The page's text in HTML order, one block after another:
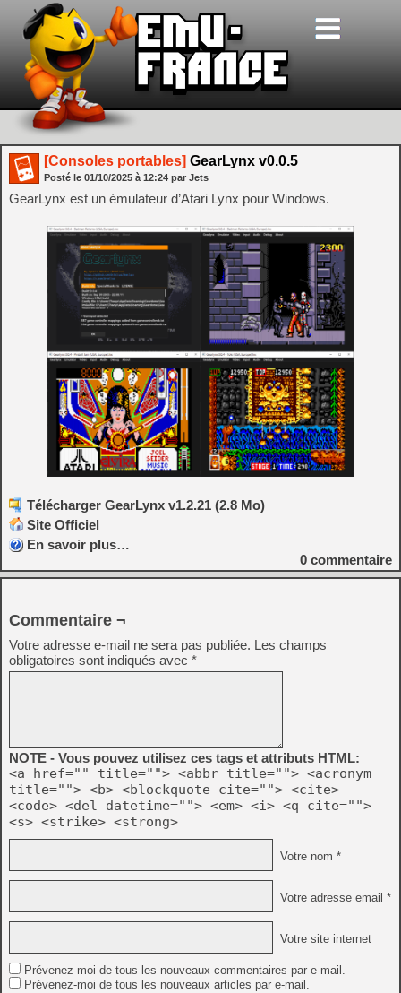
[Consoles portables] GearLynx v0.0.5
Posté le 01/10/2025 à 12:24 par Jets
GearLynx est un émulateur d’Atari Lynx pour Windows.
Télécharger GearLynx v1.2.21 (2.8 Mo)
Site Officiel
En savoir plus…
0 commentaire
Commentaire ¬
Votre adresse e-mail ne sera pas publiée. Les champs
obligatoires sont indiqués avec *
NOTE - Vous pouvez utilisez ces tags et attributs HTML:
<a href="" title=""> <abbr title=""> <acronym
title=""> <b> <blockquote cite=""> <cite>
<code> <del datetime=""> <em> <i> <q cite="">
<s> <strike> <strong>
Votre nom *
Votre adresse email *
Votre site internet
Prévenez-moi de tous les nouveaux commentaires par e-mail.
Prévenez-moi de tous les nouveaux articles par e-mail.